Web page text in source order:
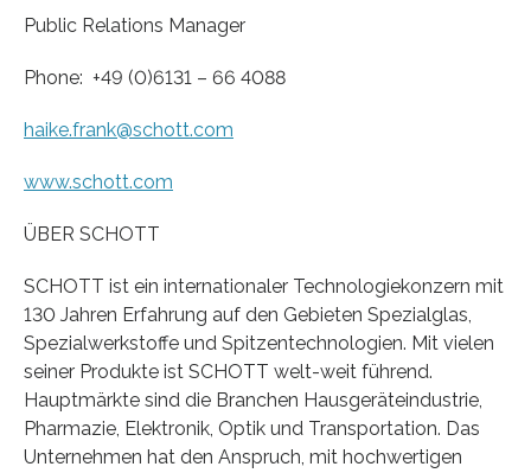
Public Relations Manager
Phone: +49 (0)6131 – 66 4088
haike.frank@schott.com
www.schott.com
ÜBER SCHOTT
SCHOTT ist ein internationaler Technologiekonzern mit
130 Jahren Erfahrung auf den Gebieten Spezialglas,
Spezialwerkstoffe und Spitzentechnologien. Mit vielen
seiner Produkte ist SCHOTT welt-weit führend.
Hauptmärkte sind die Branchen Hausgeräteindustrie,
Pharmazie, Elektronik, Optik und Transportation. Das
Unternehmen hat den Anspruch, mit hochwertigen